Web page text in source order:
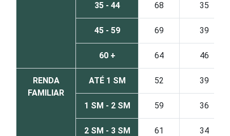
35 - 44 68 35
45 - 59 69 39
60 + 64 46
RENDA
FAMILIAR
ATÉ 1 SM 52 39
1 SM - 2 SM 59 36
2 SM - 3 SM 61 34